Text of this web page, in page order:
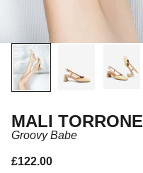
MALI TORRONE
Groovy Babe
Sale price
£122.00